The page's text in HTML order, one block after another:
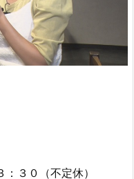
３０（不定休）